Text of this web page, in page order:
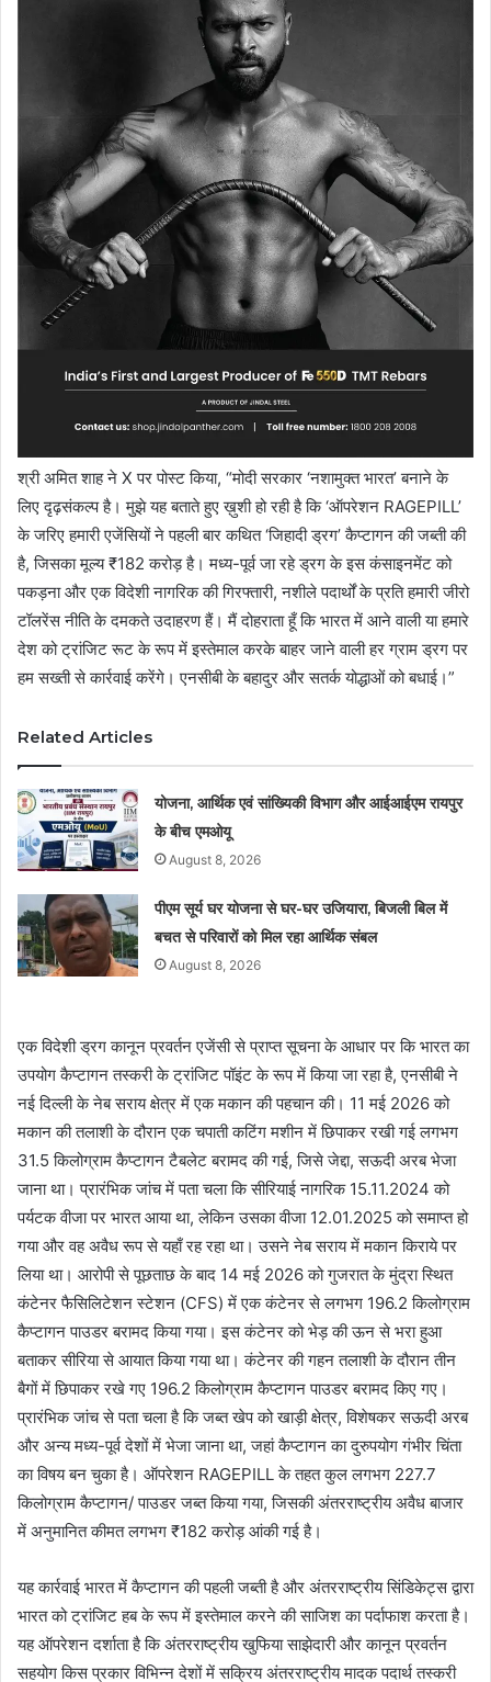
श्री अमित शाह ने X पर पोस्ट किया, “मोदी सरकार ‘नशामुक्त भारत’ बनाने के
लिए दृढ़संकल्प है। मुझे यह बताते हुए ख़ुशी हो रही है कि ‘ऑपरेशन RAGEPILL’
के जरिए हमारी एजेंसियों ने पहली बार कथित ‘जिहादी ड्रग’ कैप्टागन की जब्ती की
है, जिसका मूल्य ₹182 करोड़ है। मध्य-पूर्व जा रहे ड्रग के इस कंसाइनमेंट को
पकड़ना और एक विदेशी नागरिक की गिरफ्तारी, नशीले पदार्थों के प्रति हमारी जीरो
टॉलरेंस नीति के दमकते उदाहरण हैं। मैं दोहराता हूँ कि भारत में आने वाली या हमारे
देश को ट्रांजिट रूट के रूप में इस्तेमाल करके बाहर जाने वाली हर ग्राम ड्रग पर
हम सख्ती से कार्रवाई करेंगे। एनसीबी के बहादुर और सतर्क योद्धाओं को बधाई।”
Related Articles
योजना, आर्थिक एवं सांख्यिकी विभाग और आईआईएम रायपुर
के बीच एमओयू
August 8, 2026
पीएम सूर्य घर योजना से घर-घर उजियारा, बिजली बिल में
बचत से परिवारों को मिल रहा आर्थिक संबल
August 8, 2026
एक विदेशी ड्रग कानून प्रवर्तन एजेंसी से प्राप्त सूचना के आधार पर कि भारत का
उपयोग कैप्टागन तस्करी के ट्रांजिट पॉइंट के रूप में किया जा रहा है, एनसीबी ने
नई दिल्ली के नेब सराय क्षेत्र में एक मकान की पहचान की। 11 मई 2026 को
मकान की तलाशी के दौरान एक चपाती कटिंग मशीन में छिपाकर रखी गई लगभग
31.5 किलोग्राम कैप्टागन टैबलेट बरामद की गई, जिसे जेद्दा, सऊदी अरब भेजा
जाना था। प्रारंभिक जांच में पता चला कि सीरियाई नागरिक 15.11.2024 को
पर्यटक वीजा पर भारत आया था, लेकिन उसका वीजा 12.01.2025 को समाप्त हो
गया और वह अवैध रूप से यहाँ रह रहा था। उसने नेब सराय में मकान किराये पर
लिया था। आरोपी से पूछताछ के बाद 14 मई 2026 को गुजरात के मुंद्रा स्थित
कंटेनर फैसिलिटेशन स्टेशन (CFS) में एक कंटेनर से लगभग 196.2 किलोग्राम
कैप्टागन पाउडर बरामद किया गया। इस कंटेनर को भेड़ की ऊन से भरा हुआ
बताकर सीरिया से आयात किया गया था। कंटेनर की गहन तलाशी के दौरान तीन
बैगों में छिपाकर रखे गए 196.2 किलोग्राम कैप्टागन पाउडर बरामद किए गए।
प्रारंभिक जांच से पता चला है कि जब्त खेप को खाड़ी क्षेत्र, विशेषकर सऊदी अरब
और अन्य मध्य-पूर्व देशों में भेजा जाना था, जहां कैप्टागन का दुरुपयोग गंभीर चिंता
का विषय बन चुका है। ऑपरेशन RAGEPILL के तहत कुल लगभग 227.7
किलोग्राम कैप्टागन/ पाउडर जब्त किया गया, जिसकी अंतरराष्ट्रीय अवैध बाजार
में अनुमानित कीमत लगभग ₹182 करोड़ आंकी गई है।
यह कार्रवाई भारत में कैप्टागन की पहली जब्ती है और अंतरराष्ट्रीय सिंडिकेट्स द्वारा
भारत को ट्रांजिट हब के रूप में इस्तेमाल करने की साजिश का पर्दाफाश करता है।
यह ऑपरेशन दर्शाता है कि अंतरराष्ट्रीय खुफिया साझेदारी और कानून प्रवर्तन
सहयोग किस प्रकार विभिन्न देशों में सक्रिय अंतरराष्ट्रीय मादक पदार्थ तस्करी